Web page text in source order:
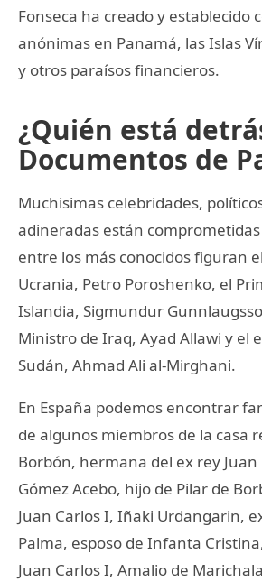
Fonseca ha creado y establecido
anónimas en Panamá, las Islas
y otros paraísos financieros.
¿Quién está
Documentos de
Muchisimas celebridades,
adineradas están
entre los más conocidos figuran
Ucrania, Petro Poroshenko, el
Islandia, Sigmundur
Ministro de Iraq, Ayad Allawi y el
Sudán, Ahmad Ali al-Mirghani.
En España podemos encontrar
de algunos miembros de la casa
Borbón, hermana del ex rey
Gómez Acebo, hijo de Pilar de
Juan Carlos I, Iñaki Urdangarin,
Palma, esposo de Infanta
Juan Carlos I, Amalio de